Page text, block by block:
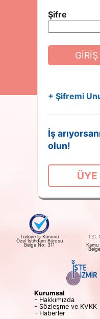
Şifre
+ Şifremi
İş
olun!
ÜYE
Türkiye İş Kurumu
Özel İstihdam Bürosu
Belge No: 311
T.C.
Kamu
Kurumsal
- Hakkımızda
- Sözleşme ve KVKK
- Haberler